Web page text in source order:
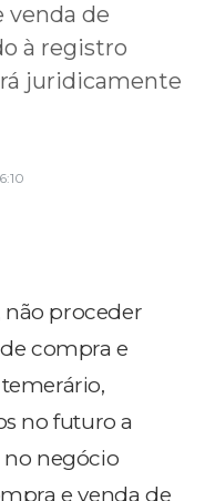
venda de
à registro
juridicamente
não proceder
compra e
no futuro a
no negócio
e venda de